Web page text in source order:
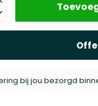
bij jou bezorgd